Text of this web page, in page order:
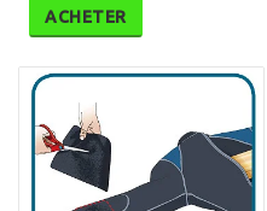
ACHETER